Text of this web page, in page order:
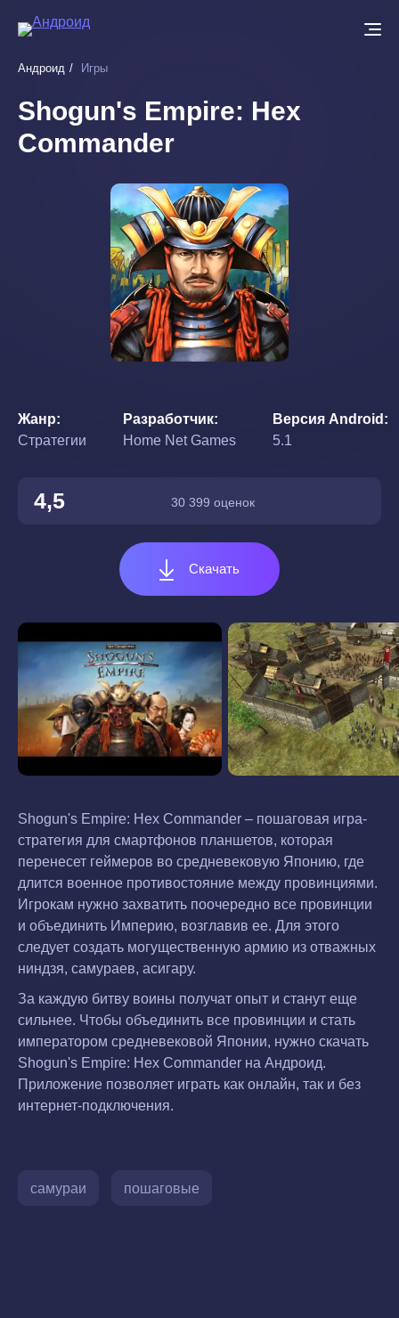
основному
Андроид Игры
Shogun's Empire: Hex
Commander
Жанр
Стратегии
Разработчик
Home Net Games
Версия Android
5.1
4,5 30 399 оценок
Скачать
Shogun's Empire: Hex Commander – пошаговая игра-
стратегия для смартфонов планшетов, которая
перенесет геймеров во средневековую Японию, где
длится военное противостояние между провинциями.
Игрокам нужно захватить поочередно все провинции
и объединить Империю, возглавив ее. Для этого
следует создать могущественную армию из отважных
ниндзя, самураев, асигару.
За каждую битву воины получат опыт и станут еще
сильнее. Чтобы объединить все провинции и стать
императором средневековой Японии, нужно скачать
Shogun's Empire: Hex Commander на Андроид.
Приложение позволяет играть как онлайн, так и без
интернет-подключения.
самураи пошаговые